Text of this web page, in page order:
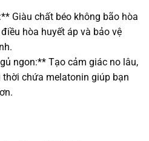
Giàu chất béo không bão hòa
hòa huyết áp và bảo vệ
ngon:** Tạo cảm giác no lâu,
thời chứa melatonin giúp bạn